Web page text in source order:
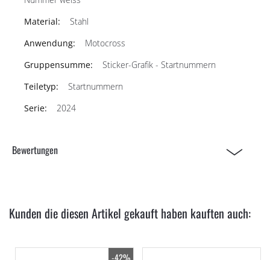
Stahl
Motocross
Sticker-Grafik - Startnummern
Startnummern
2024
Bewertungen
Kunden die diesen Artikel gekauft haben kauften auch:
-42%